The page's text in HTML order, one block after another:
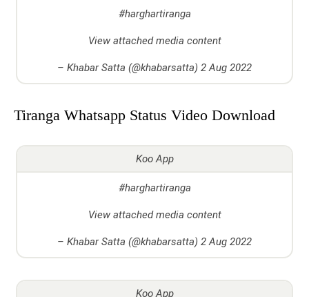
#harghartiranga
View attached media content
– Khabar Satta (@khabarsatta) 2 Aug 2022
Tiranga Whatsapp Status Video Download
Koo App
#harghartiranga
View attached media content
– Khabar Satta (@khabarsatta) 2 Aug 2022
Koo App